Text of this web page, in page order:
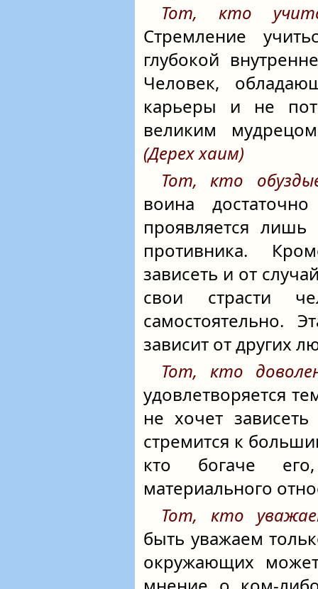
Тот, кто
Стремление
глубокой
Человек,
карьеры и не
великим
(Дерех хаим)
Тот, кто
воина
проявляется
противника.
зависеть и от
свои страсти
самостоятельно.
зависит от других
Тот, кто
удовлетворяется
не хочет
стремится к
кто богаче
материального
Тот, кто
быть уважаем
окружающих